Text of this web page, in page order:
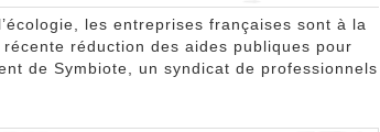
les entreprises françaises sont à la
réduction des aides publiques pour
de Symbiote, un syndicat de professionnels